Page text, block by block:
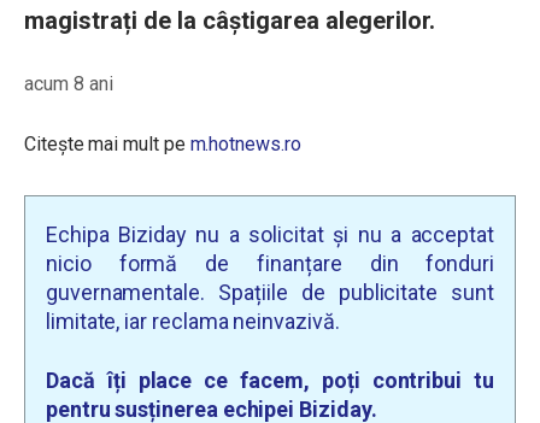
magistrați de la câștigarea alegerilor.
acum 8 ani
Citește mai mult pe m.hotnews.ro
Echipa Biziday nu a solicitat și nu a acceptat
nicio formă de finanțare din fonduri
guvernamentale. Spațiile de publicitate sunt
limitate, iar reclama neinvazivă.
Dacă îți place ce facem, poți contribui tu
pentru susținerea echipei Biziday.